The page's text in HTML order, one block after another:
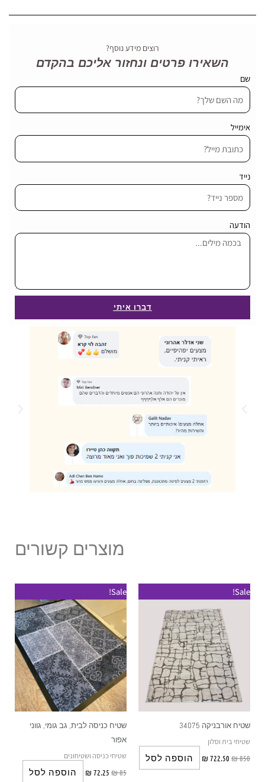
רוצים מידע נוסף?
השאירו פרטים ונחזור אליכם בהקדם
שם
אימייל
נייד
הודעה
דברו איתי
מוצרים קשורים
Sale!
שטיח אורבניקה 34075
שטיחי בית וסלון
₪850
₪ 722.50 הוספה לסל
Sale!
שטיח כניסה לבית, גב גומי, גווני
אפור
שטיחי כניסה ושטיחונים
₪85
₪ 72.25 הוספה לסל